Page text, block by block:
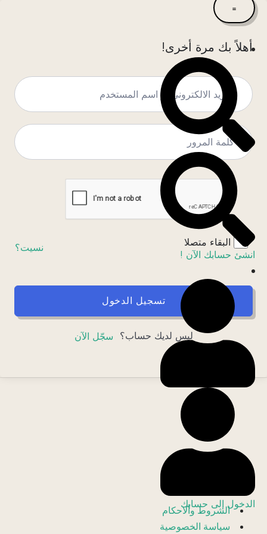
انشئ حسابك الآن !
الدخول إلى حسابك
أهلاً بك مرة أخرى!
البقاء متصلا نسيت؟
تسجيل الدخول
ليس لديك حساب؟ سجّل الآن
الشروط وألاحكام
سياسة الخصوصية